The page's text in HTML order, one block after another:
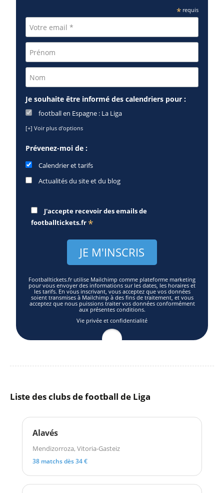
*requis
Je souhaite être informé des calendriers pour :
football en Espagne : La Liga
[+] Voir plus d'options
Prévenez-moi de :
Calendrier et tarifs
Actualités du site et du blog
J'accepte recevoir des emails de
footballtickets.fr *
Footballtickets.fr utilise Mailchimp comme plateforme marketing
pour vous envoyer des informations sur les dates, les horaires et
les tarifs. En vous inscrivant, vous acceptez que vos données
soient transmises à Mailchimp à des fins de traitement, et vous
acceptez que nous puissions traiter vos données conformément
aux présentes conditions.
Vie privée et confidentialité
Liste des clubs de football de Liga
Alavés
Mendizorroza, Vitoria-Gasteiz
38 matchs dès 34 €